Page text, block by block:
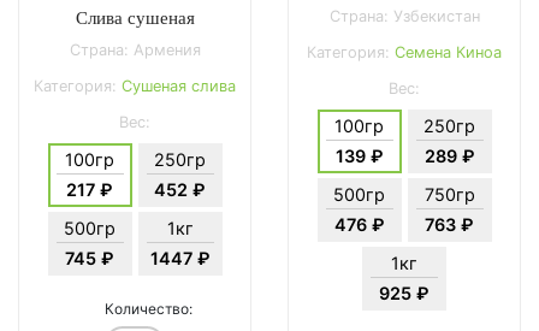
Слива сушеная
Страна: Армения
Категория: Сушеная слива
Вес:
100гр
217 ₽
250гр
452 ₽
500гр
745 ₽
1кг
1447 ₽
Количество:
Страна: Узбекистан
Категория: Семена Киноа
Вес:
100гр
139 ₽
250гр
289 ₽
500гр
476 ₽
750гр
763 ₽
1кг
925 ₽